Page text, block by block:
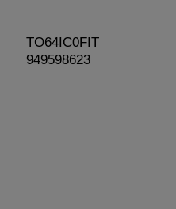
TO64IC0FIT
949598623